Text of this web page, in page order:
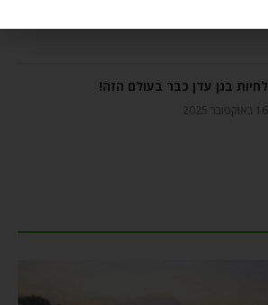
לחיות בגן עדן כבר בעולם הזה!
16 באוקטובר 2025